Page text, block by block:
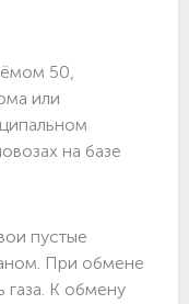
50,
или
на базе
пустые
При обмене
газа. К обмену